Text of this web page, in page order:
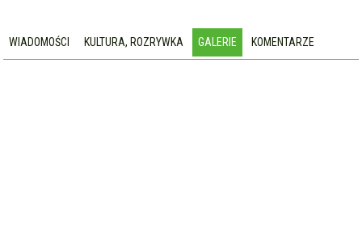
WIADOMOŚCI KULTURA, ROZRYWKA GALERIE KOMENTARZE